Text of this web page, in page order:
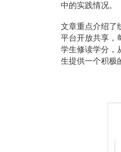
中的实践情况。
文章重点介绍了
平台开放共享，
学生修读学分，
生提供一个积极